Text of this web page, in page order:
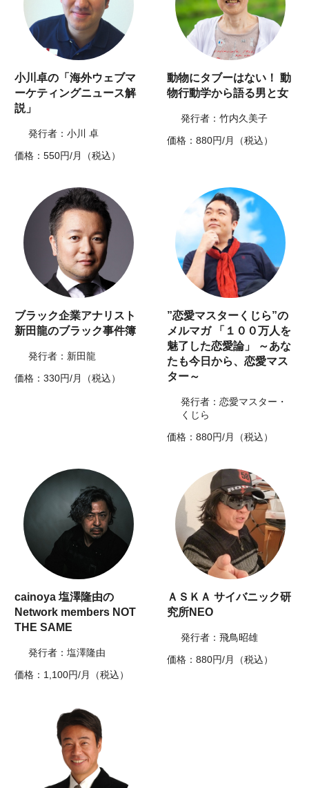
小川卓の「海外ウェブマ
ーケティングニュース解
説」
発行者：小川 卓
価格：550円/月（税込）
動物にタブーはない！ 動
物行動学から語る男と女
発行者：竹内久美子
価格：880円/月（税込）
ブラック企業アナリスト
新田龍のブラック事件簿
発行者：新田龍
価格：330円/月（税込）
”恋愛マスターくじら”の
メルマガ 「１００万人を
魅了した恋愛論」 ～あな
たも今日から、恋愛マス
ター～
発行者：恋愛マスター・
くじら
価格：880円/月（税込）
cainoya 塩澤隆由の
Network members NOT
THE SAME
発行者：塩澤隆由
価格：1,100円/月（税込）
ＡＳＫＡ サイバニック研
究所NEO
発行者：飛鳥昭雄
価格：880円/月（税込）